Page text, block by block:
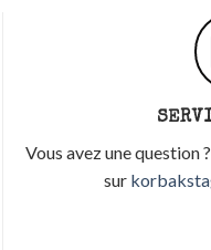
Vous avez une
sur